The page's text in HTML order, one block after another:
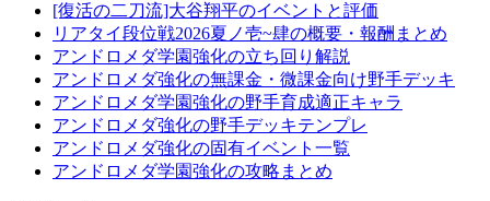
[復活の二刀流]大谷翔平のイベントと評価
リアタイ段位戦2026夏ノ壱~肆の概要・報酬まとめ
アンドロメダ学園強化の立ち回り解説
アンドロメダ強化の無課金・微課金向け野手デッキ
アンドロメダ学園強化の野手育成適正キャラ
アンドロメダ強化の野手デッキテンプレ
アンドロメダ強化の固有イベント一覧
アンドロメダ学園強化の攻略まとめ